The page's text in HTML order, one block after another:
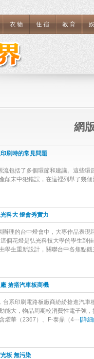
衣物 住宿 教育
網
刷時的常見問題
流包括了多個環節和建議。這些
顛末中犯錯誤，在這裡列舉了幾
科大 燈會秀實力
辦理的台中燈會中，大專作品表
個花燈是弘光科技大學的學生到
學生重新設計，關聯台中各焦點觀
搶搭汽車板商機
台系印刷電路板廠商紛紛搶進汽
能大，物品周期較消費性電子強
燿華（2367）、F-泰鼎（4···[詳
板 無污染